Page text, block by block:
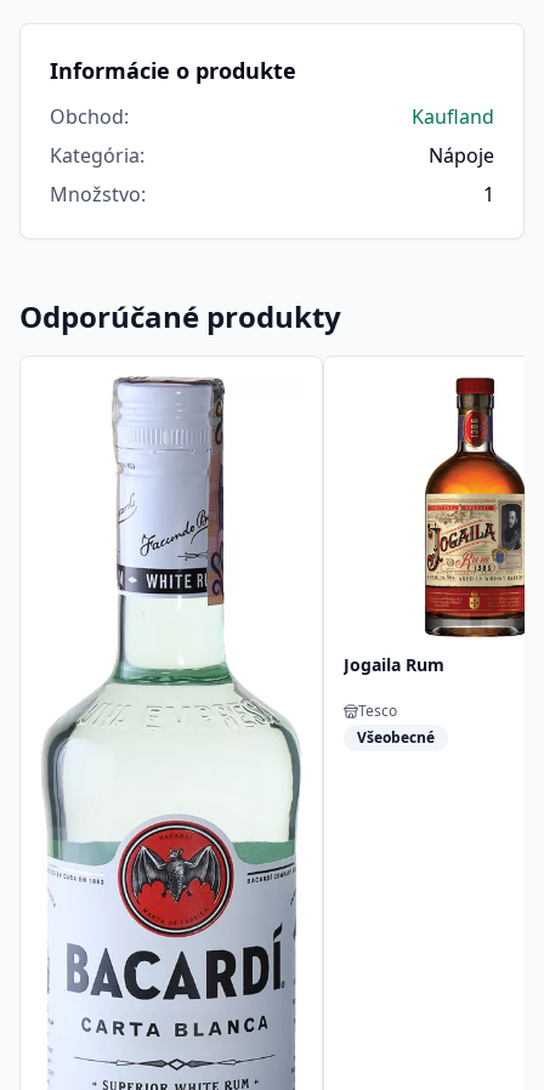
Informácie o produkte
Obchod:
Kaufland
Kategória:
Nápoje
Množstvo: 1
Odporúčané produkty
Jogaila Rum
Tesco
Všeobecné